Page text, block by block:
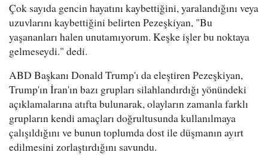
Çok sayıda gencin hayatını kaybettiğini, yaralandığını veya
uzuvlarını kaybettiğini belirten Pezeşkiyan, "Bu
yaşananları halen unutamıyorum. Keşke işler bu noktaya
gelmeseydi." dedi.
ABD Başkanı Donald Trump'ı da eleştiren Pezeşkiyan,
Trump'ın İran'ın bazı grupları silahlandırdığı yönündeki
açıklamalarına atıfta bulunarak, olayların zamanla farklı
grupların kendi amaçları doğrultusunda kullanılmaya
çalışıldığını ve bunun toplumda dost ile düşmanın ayırt
edilmesini zorlaştırdığını savundu.